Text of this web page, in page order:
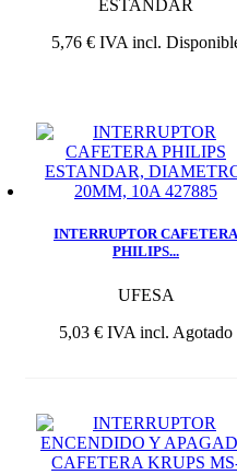
ESTANDAR
5,76 € IVA incl.
INTERRUPTOR CAFETERA
PHILIPS...
UFESA
5,03 € IVA incl. Agotado